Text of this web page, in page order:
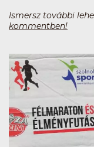
Ismersz további
kommentben!